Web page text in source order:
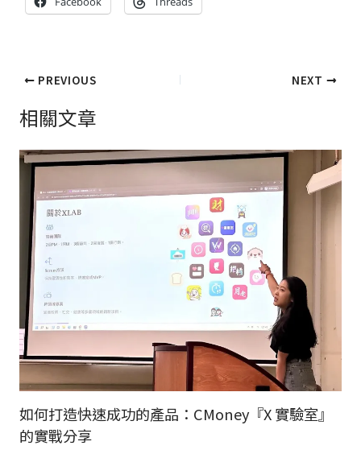
PREVIOUS NEXT
相關文章
如何打造快速成功的產品：CMoney『X 實驗室』
的實戰分享